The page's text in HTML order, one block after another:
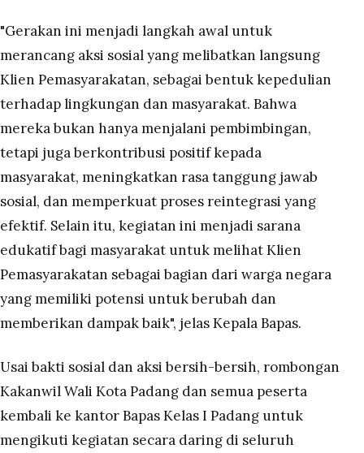
"Gerakan ini menjadi langkah awal untuk
merancang aksi sosial yang melibatkan langsung
Klien Pemasyarakatan, sebagai bentuk kepedulian
terhadap lingkungan dan masyarakat. Bahwa
mereka bukan hanya menjalani pembimbingan,
tetapi juga berkontribusi positif kepada
masyarakat, meningkatkan rasa tanggung jawab
sosial, dan memperkuat proses reintegrasi yang
efektif. Selain itu, kegiatan ini menjadi sarana
edukatif bagi masyarakat untuk melihat Klien
Pemasyarakatan sebagai bagian dari warga negara
yang memiliki potensi untuk berubah dan
memberikan dampak baik", jelas Kepala Bapas.
Usai bakti sosial dan aksi bersih-bersih, rombongan
Kakanwil Wali Kota Padang dan semua peserta
kembali ke kantor Bapas Kelas I Padang untuk
mengikuti kegiatan secara daring di seluruh